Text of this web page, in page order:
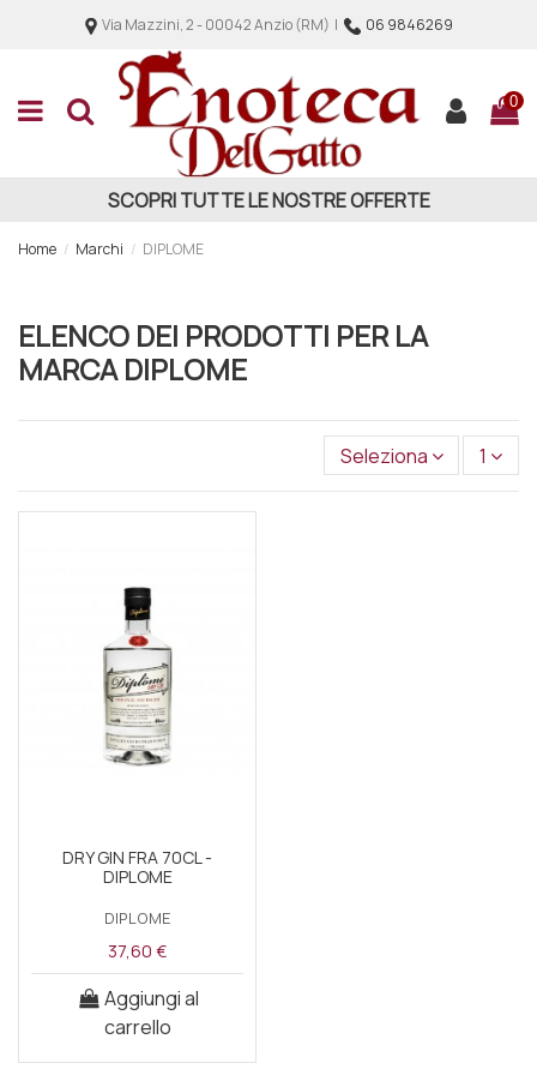
Via Mazzini, 2 - 00042 Anzio (RM) | 06 9846269
0
SCOPRI TUTTE LE NOSTRE OFFERTE
Home Marchi DIPLOME
ELENCO DEI PRODOTTI PER LA
MARCA DIPLOME
Seleziona 1
DRY GIN FRA 70CL -
DIPLOME
DIPLOME
37,60 €
Aggiungi al
carrello